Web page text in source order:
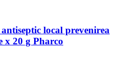
local prevenirea
x 20 g Pharco